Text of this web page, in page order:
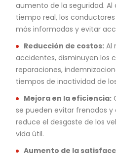
aumento de la seguridad.
tiempo real, los
más informadas y evitar
Reducción de costos: Al
accidentes, disminuyen los
reparaciones,
tiempos de inactividad de
Mejora en la eficiencia:
se pueden evitar frenados
reduce el desgaste de los
vida útil.
Aumento de la